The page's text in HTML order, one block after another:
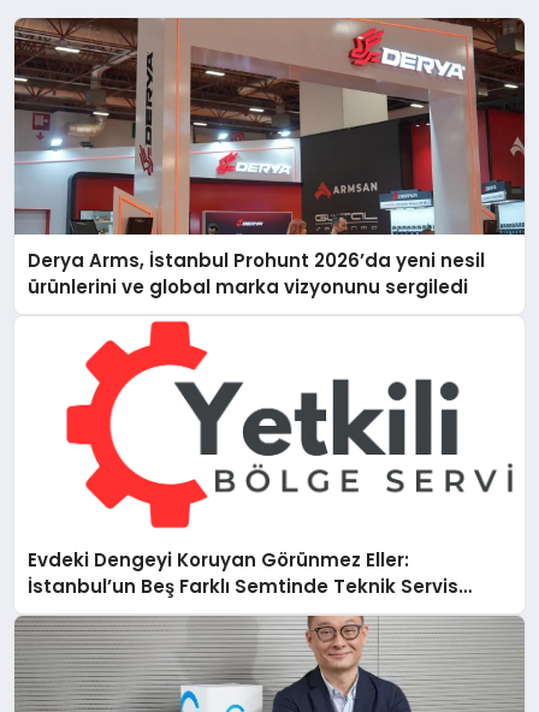
Derya Arms, İstanbul Prohunt 2026’da yeni nesil
ürünlerini ve global marka vizyonunu sergiledi
Evdeki Dengeyi Koruyan Görünmez Eller:
İstanbul’un Beş Farklı Semtinde Teknik Servis
Gerçeği